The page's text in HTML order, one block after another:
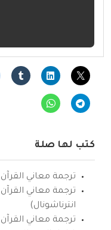
كتب لها صلة
ترجمة معاني القرآن
ترجمة معاني
انترناشونال)
ترجمة معاني القرآن